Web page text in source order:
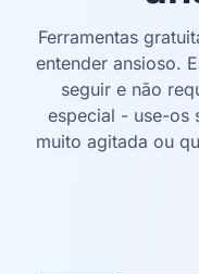
Ferramentas
entender ansioso.
seguir e não
especial - use-os
muito agitada ou